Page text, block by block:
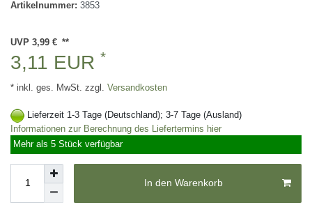
Artikelnummer: 3853
UVP 3,99 €
3,11 EUR *
* inkl. ges. MwSt. zzgl. Versandkosten
Lieferzeit 1-3 Tage (Deutschland); 3-7 Tage (Ausland)
Informationen zur Berechnung des Liefertermins hier
Mehr als 5 Stück verfügbar
In den Warenkorb